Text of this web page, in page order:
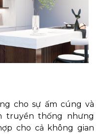
cho sự ấm cúng và
truyền thống nhưng
cho cả không gian